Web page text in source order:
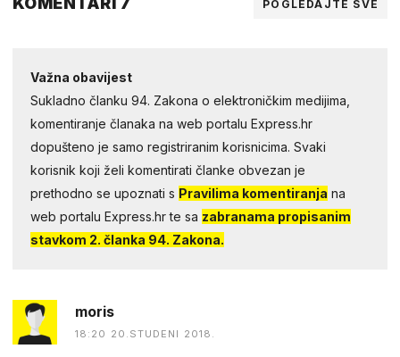
POGLEDAJTE SVE
Važna obavijest
Sukladno članku 94. Zakona o elektroničkim medijima,
komentiranje članaka na web portalu Express.hr
dopušteno je samo registriranim korisnicima. Svaki
korisnik koji želi komentirati članke obvezan je
prethodno se upoznati s Pravilima komentiranja na
web portalu Express.hr te sa zabranama propisanim
stavkom 2. članka 94. Zakona.
moris
18:20 20.STUDENI 2018.